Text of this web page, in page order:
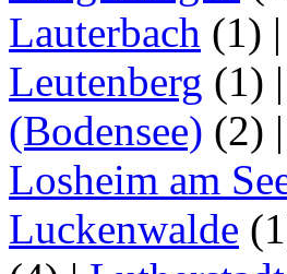
Lauterbach (1) |
Leutenberg (1) |
(Bodensee) (2) |
Losheim am
Luckenwalde